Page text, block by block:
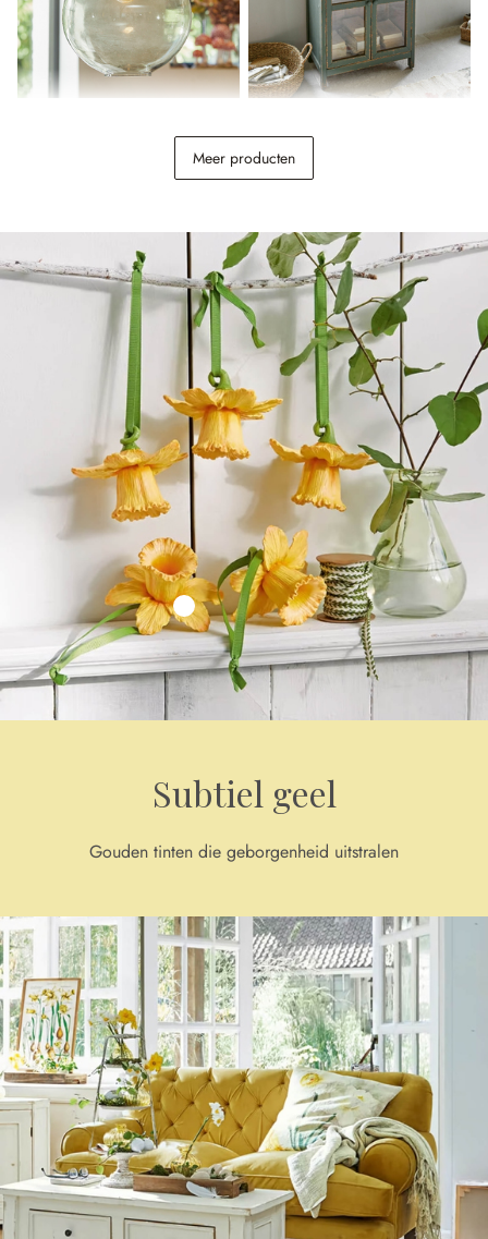
€ 398,00
Meer producten
Subtiel geel
Gouden tinten die geborgenheid uitstralen